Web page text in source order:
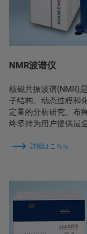
NMR波谱仪
核磁共振波谱(NMR)
子结构、动态过程和
定量的分析研究。布
终坚持为用户提供最
詳細はこちら